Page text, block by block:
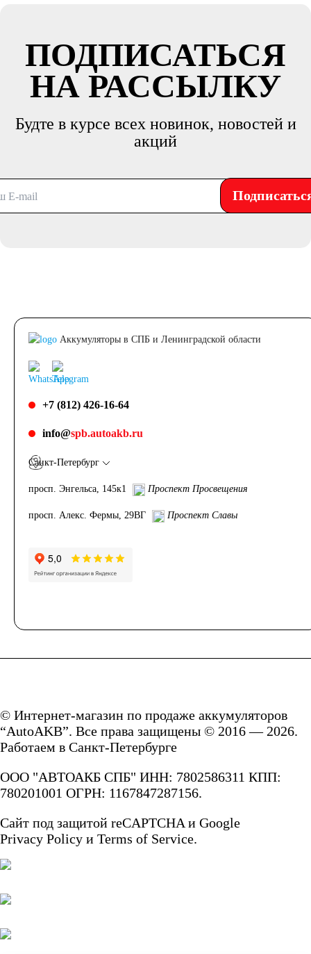
ПОДПИСАТЬСЯ
НА РАССЫЛКУ
Будте в курсе всех новинок, новостей и
акций
Аккумуляторы в СПБ и Ленинградской области
+7 (812) 426-16-64
info@spb.autoakb.ru
Санкт-Петербург
просп. Энгельса, 145к1 Проспект Просвещения
просп. Алекс. Фермы, 29ВГ Проспект Славы
© Интернет-магазин по продаже аккумуляторов
“AutoAKB”. Все права защищены © 2016 — 2026.
Работаем в Санкт-Петербурге
ООО "АВТОАКБ СПБ" ИНН: 7802586311 КПП:
780201001 ОГРН: 1167847287156.
Сайт под защитой reCAPTCHA и Google
Privacy Policy и Terms of Service.